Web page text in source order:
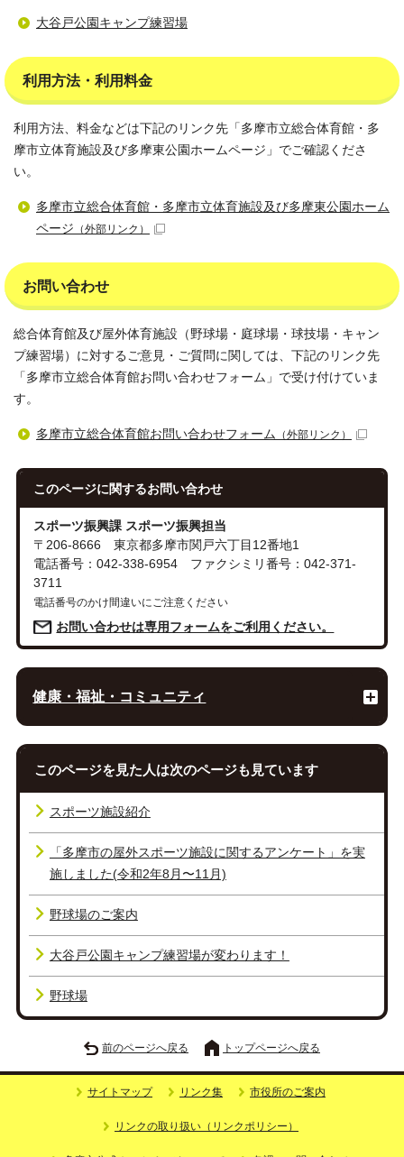
大谷戸公園キャンプ練習場
利用方法・利用料金
利用方法、料金などは下記のリンク先「多摩市立総合体育館・多
摩市立体育施設及び多摩東公園ホームページ」でご確認くださ
い。
多摩市立総合体育館・多摩市立体育施設及び多摩東公園ホーム
ページ （外部リンク）
お問い合わせ
総合体育館及び屋外体育施設（野球場・庭球場・球技場・キャン
プ練習場）に対するご意見・ご質問に関しては、下記のリンク先
「多摩市立総合体育館お問い合わせフォーム」で受け付けていま
す。
多摩市立総合体育館お問い合わせフォーム （外部リンク）
このページに関するお問い合わせ
スポーツ振興課 スポーツ振興担当
〒206-8666 東京都多摩市関戸六丁目12番地1
電話番号：042-338-6954 ファクシミリ番号：042-371-
3711
電話番号のかけ間違いにご注意ください
お問い合わせは専用フォームをご利用ください。
健康・福祉・コミュニティ
このページを見た人は次のページも見ています
スポーツ施設紹介
「多摩市の屋外スポーツ施設に関するアンケート」を実
施しました(令和2年8月〜11月)
野球場のご案内
大谷戸公園キャンプ練習場が変わります！
野球場
前のページへ戻る トップページへ戻る
サイトマップ リンク集 市役所のご案内
リンクの取り扱い（リンクポリシー）